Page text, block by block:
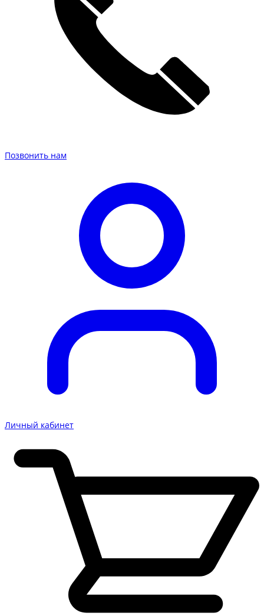
Позвонить нам
Личный кабинет